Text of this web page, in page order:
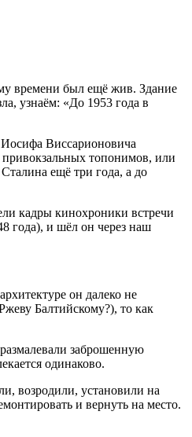
времени был ещё жив. Здание
узнаём: «До 1953 года в
Виссарионовича
топонимов, или
ещё три года, а до
кадры кинохроники встречи
года), и шёл он через наш
он далеко не
Балтийскому?), то как
заброшенную
одинаково.
возродили, установили на
и вернуть на место.